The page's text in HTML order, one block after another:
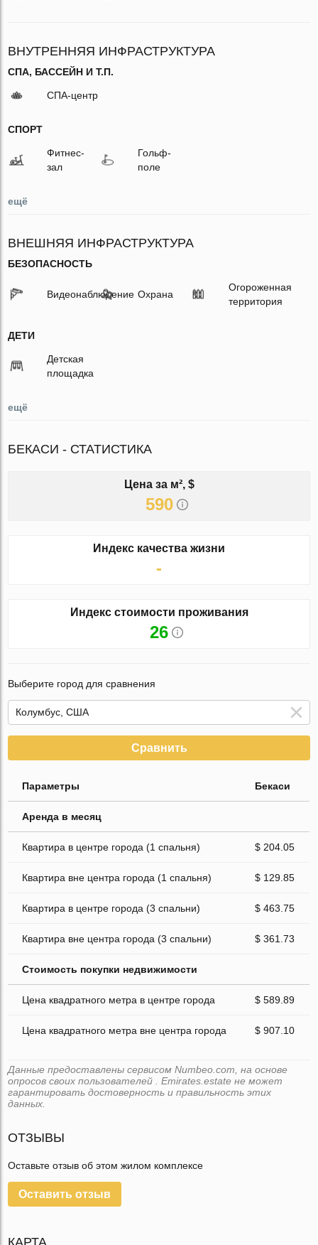
ВНУТРЕННЯЯ ИНФРАСТРУКТУРА
СПА, БАССЕЙН И Т.П.
СПА-центр
СПОРТ
Фитнес-
зал
Гольф-
поле
ещё
ВНЕШНЯЯ ИНФРАСТРУКТУРА
БЕЗОПАСНОСТЬ
Видеонаблюдение Охрана
Огороженная
территория
ДЕТИ
Детская
площадка
ещё
БЕКАСИ - СТАТИСТИКА
Цена за м², $
590
Индекс качества жизни
-
Индекс стоимости проживания
26
Выберите город для сравнения
Сравнить
Параметры Бекаси
Аренда в месяц
Квартира в центре города (1 спальня) $ 204.05
Квартира вне центра города (1 спальня) $ 129.85
Квартира в центре города (3 спальни) $ 463.75
Квартира вне центра города (3 спальни) $ 361.73
Стоимость покупки недвижимости
Цена квадратного метра в центре города $ 589.89
Цена квадратного метра вне центра города $ 907.10
Данные предоставлены сервисом Numbeo.com, на основе
опросов своих пользователей . Emirates.estate не может
гарантировать достоверность и правильность этих
данных.
ОТЗЫВЫ
Оставьте отзыв об этом жилом комплексе
Оставить отзыв
КАРТА